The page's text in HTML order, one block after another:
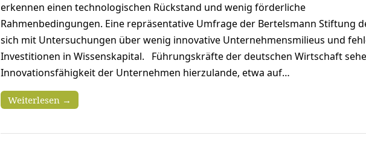
erkennen einen technologischen Rückstand und wenig förderliche
Rahmenbedingungen. Eine repräsentative Umfrage der Bertelsmann Stiftung
sich mit Untersuchungen über wenig innovative Unternehmensmilieus und
Investitionen in Wissenskapital. Führungskräfte der deutschen Wirtschaft
Innovationsfähigkeit der Unternehmen hierzulande, etwa auf…
Weiterlesen →